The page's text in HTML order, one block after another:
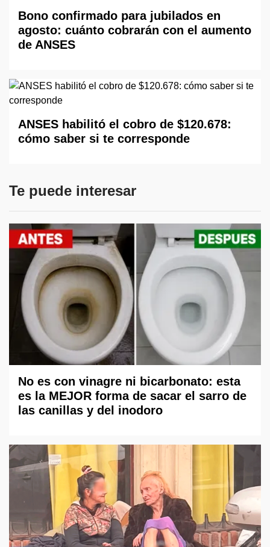
Bono confirmado para jubilados en
agosto: cuánto cobrarán con el aumento
de ANSES
ANSES habilitó el cobro de $120.678:
cómo saber si te corresponde
Te puede interesar
No es con vinagre ni bicarbonato: esta
es la MEJOR forma de sacar el sarro de
las canillas y del inodoro